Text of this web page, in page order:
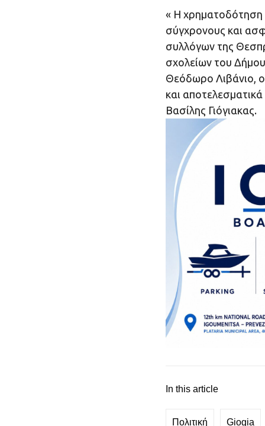
« Η χρηματοδότηση
σύγχρονους και
συλλόγων της
σχολείων του
Θεόδωρο Λιβάνιο,
και
Βασίλης Γιόγιακας.
In this article
Πολιτική Giogia